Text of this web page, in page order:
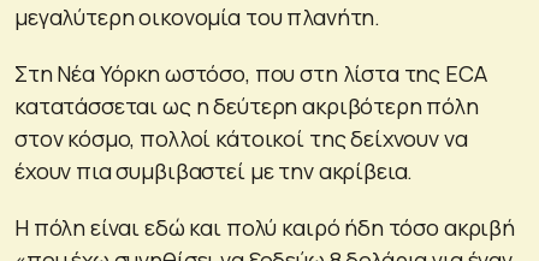
μεγαλύτερη οικονομία του πλανήτη.
Στη Νέα Υόρκη ωστόσο, που στη λίστα της ECA
κατατάσσεται ως η δεύτερη ακριβότερη πόλη
στον κόσμο, πολλοί κάτοικοί της δείχνουν να
έχουν πια συμβιβαστεί με την ακρίβεια.
Η πόλη είναι εδώ και πολύ καιρό ήδη τόσο ακριβή